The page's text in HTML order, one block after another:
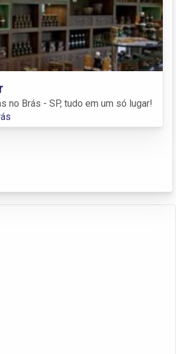
no Brás - SP, tudo em um só lugar!